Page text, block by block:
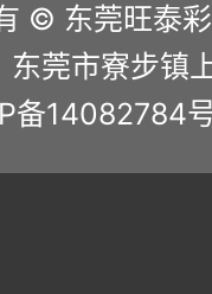
© 东莞旺泰
东莞市寮步镇
备14082784